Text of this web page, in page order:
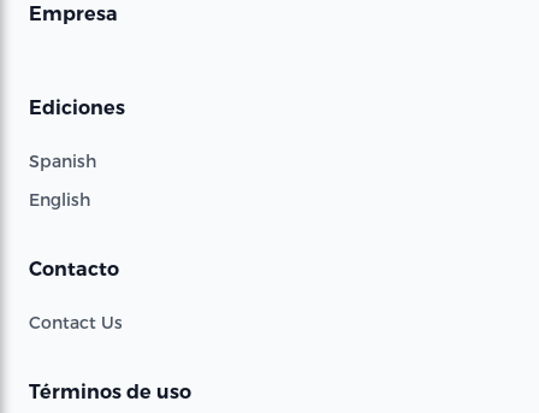
Empresa
Ediciones
Spanish
English
Contacto
Contact Us
Términos de uso